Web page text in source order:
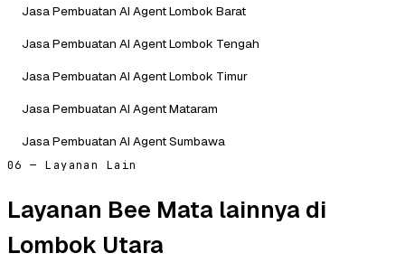
Jasa Pembuatan AI Agent Lombok Barat
Jasa Pembuatan AI Agent Lombok Tengah
Jasa Pembuatan AI Agent Lombok Timur
Jasa Pembuatan AI Agent Mataram
Jasa Pembuatan AI Agent Sumbawa
06 — Layanan Lain
Layanan Bee Mata lainnya di
Lombok Utara